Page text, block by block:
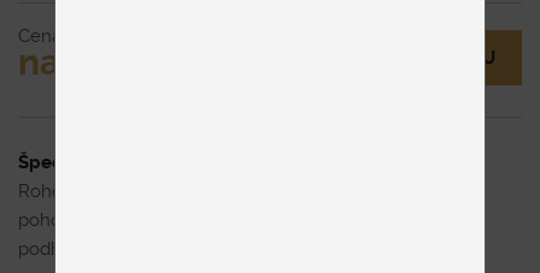
Cena
na vyžiadanie MÁM OTÁZKU
Špecifikácia uvedenej ceny
Rohová sedacia súprava tvaru L v látke. S kanapou pre
pohodlné ležanie s polohovaním podrúčok s dvoma
podhlavníkmi.